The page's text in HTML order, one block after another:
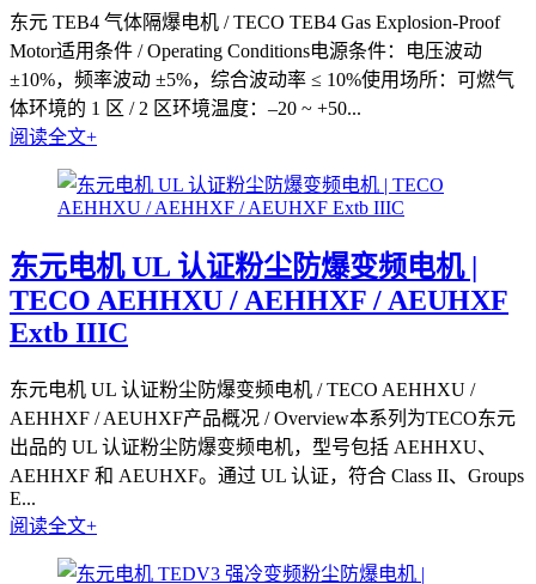
东元 TEB4 气体隔爆电机 / TECO TEB4 Gas Explosion-Proof
Motor适用条件 / Operating Conditions电源条件：电压波动
±10%，频率波动 ±5%，综合波动率 ≤ 10%使用场所：可燃气
体环境的 1 区 / 2 区环境温度：–20 ~ +50...
阅读全文+
东元电机 UL 认证粉尘防爆变频电机 |
TECO AEHHXU / AEHHXF / AEUHXF
Extb IIIC
东元电机 UL 认证粉尘防爆变频电机 / TECO AEHHXU /
AEHHXF / AEUHXF产品概况 / Overview本系列为TECO东元
出品的 UL 认证粉尘防爆变频电机，型号包括 AEHHXU、
AEHHXF 和 AEUHXF。通过 UL 认证，符合 Class II、Groups
E...
阅读全文+